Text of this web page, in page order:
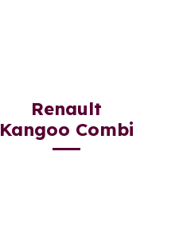
Renault
Kangoo Combi